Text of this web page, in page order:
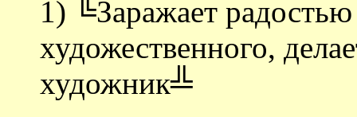
1) ╚Заражает
художественного,
художник╩